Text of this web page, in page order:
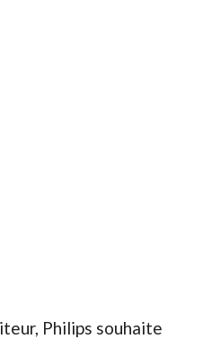
Philips souhaite